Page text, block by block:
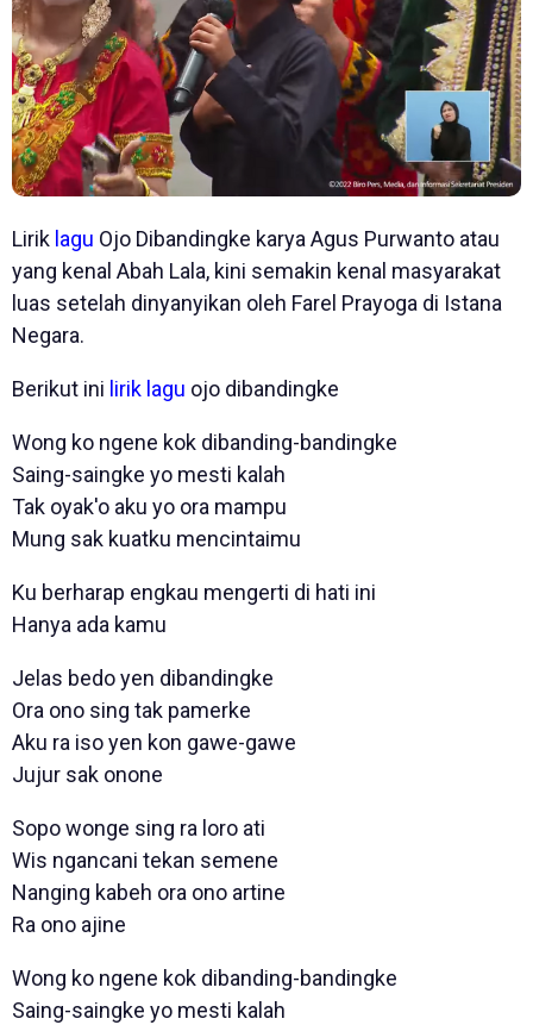
Lirik lagu Ojo Dibandingke karya Agus Purwanto atau
yang kenal Abah Lala, kini semakin kenal masyarakat
luas setelah dinyanyikan oleh Farel Prayoga di Istana
Negara.
Berikut ini lirik lagu ojo dibandingke
Wong ko ngene kok dibanding-bandingke
Saing-saingke yo mesti kalah
Tak oyak'o aku yo ora mampu
Mung sak kuatku mencintaimu
Ku berharap engkau mengerti di hati ini
Hanya ada kamu
Jelas bedo yen dibandingke
Ora ono sing tak pamerke
Aku ra iso yen kon gawe-gawe
Jujur sak onone
Sopo wonge sing ra loro ati
Wis ngancani tekan semene
Nanging kabeh ora ono artine
Ra ono ajine
Wong ko ngene kok dibanding-bandingke
Saing-saingke yo mesti kalah